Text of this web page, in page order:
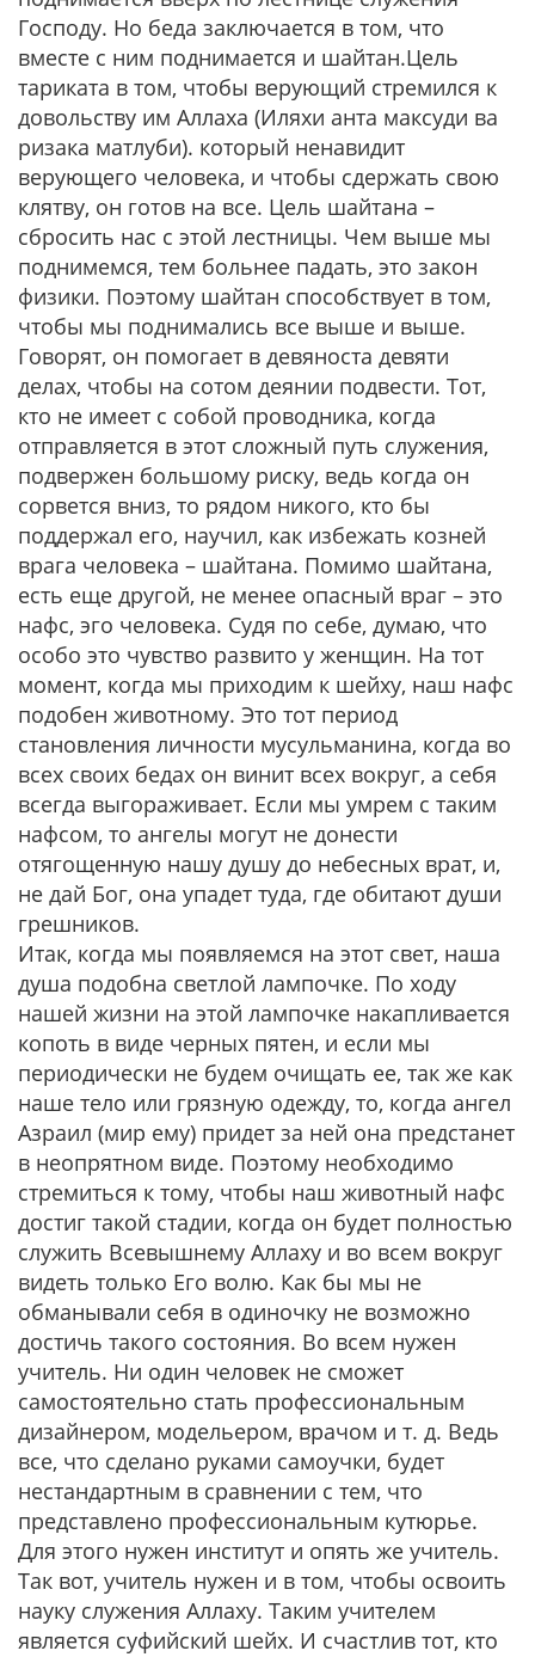
Господу. Но беда заключается в том, что
вместе с ним поднимается и шайтан.Цель
тариката в том, чтобы верующий стремился к
довольству им Аллаха (Иляхи анта максуди ва
ризака матлуби). который ненавидит
верующего человека, и чтобы сдержать свою
клятву, он готов на все. Цель шайтана –
сбросить нас с этой лестницы. Чем выше мы
поднимемся, тем больнее падать, это закон
физики. Поэтому шайтан способствует в том,
чтобы мы поднимались все выше и выше.
Говорят, он помогает в девяноста девяти
делах, чтобы на сотом деянии подвести. Тот,
кто не имеет с собой проводника, когда
отправляется в этот сложный путь служения,
подвержен большому риску, ведь когда он
сорвется вниз, то рядом никого, кто бы
поддержал его, научил, как избежать козней
врага человека – шайтана. Помимо шайтана,
есть еще другой, не менее опасный враг – это
нафс, эго человека. Судя по себе, думаю, что
особо это чувство развито у женщин. На тот
момент, когда мы приходим к шейху, наш нафс
подобен животному. Это тот период
становления личности мусульманина, когда во
всех своих бедах он винит всех вокруг, а себя
всегда выгораживает. Если мы умрем с таким
нафсом, то ангелы могут не донести
отягощенную нашу душу до небесных врат, и,
не дай Бог, она упадет туда, где обитают души
грешников.
Итак, когда мы появляемся на этот свет, наша
душа подобна светлой лампочке. По ходу
нашей жизни на этой лампочке накапливается
копоть в виде черных пятен, и если мы
периодически не будем очищать ее, так же как
наше тело или грязную одежду, то, когда ангел
Азраил (мир ему) придет за ней она предстанет
в неопрятном виде. Поэтому необходимо
стремиться к тому, чтобы наш животный нафс
достиг такой стадии, когда он будет полностью
служить Всевышнему Аллаху и во всем вокруг
видеть только Его волю. Как бы мы не
обманывали себя в одиночку не возможно
достичь такого состояния. Во всем нужен
учитель. Ни один человек не сможет
самостоятельно стать профессиональным
дизайнером, модельером, врачом и т. д. Ведь
все, что сделано руками самоучки, будет
нестандартным в сравнении с тем, что
представлено профессиональным кутюрье.
Для этого нужен институт и опять же учитель.
Так вот, учитель нужен и в том, чтобы освоить
науку служения Аллаху. Таким учителем
является суфийский шейх. И счастлив тот, кто